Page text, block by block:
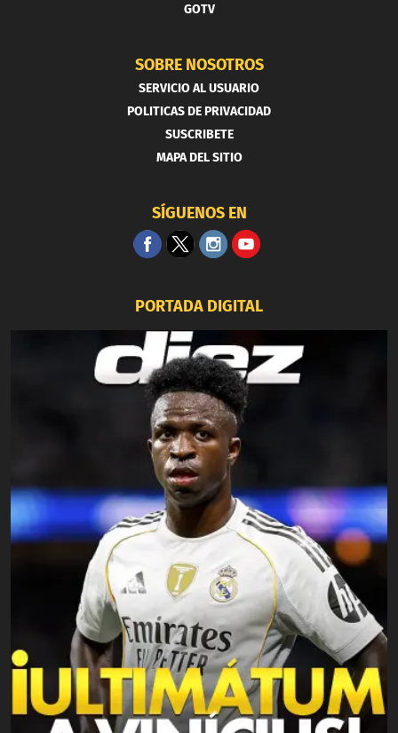
GOTV
SOBRE NOSOTROS
SERVICIO AL USUARIO
POLITICAS DE PRIVACIDAD
SUSCRIBETE
MAPA DEL SITIO
SÍGUENOS EN
PORTADA DIGITAL